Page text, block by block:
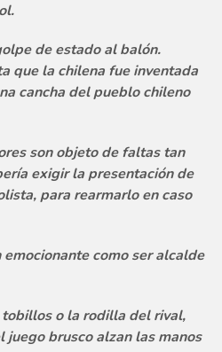
de estado al balón.
que la chilena fue inventada
cancha del pueblo chileno
son objeto de faltas tan
exigir la presentación de
para rearmarlo en caso
como ser alcalde
o la rodilla del rival,
brusco alzan las manos